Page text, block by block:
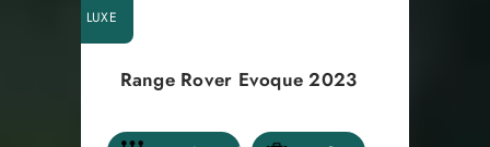
Range Rover Evoque 2023
LUXE